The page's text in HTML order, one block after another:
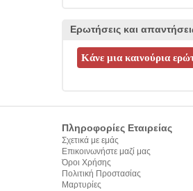
Ερωτήσεις και
Πληροφορίες Εταιρείας
Σχετικά με εμάς
Επικοινωνήστε μαζί μας
Όροι Χρήσης
Πολιτική Προστασίας
Προσωπικών Δεδομένων
Μαρτυρίες